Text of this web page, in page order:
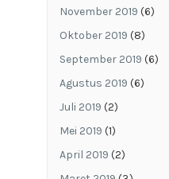
November 2019 (6)
Oktober 2019 (8)
September 2019 (6)
Agustus 2019 (6)
Juli 2019 (2)
Mei 2019 (1)
April 2019 (2)